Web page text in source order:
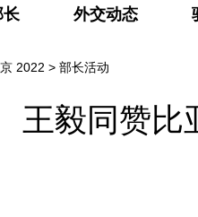
长 外交动态
2022 > 部长活动
王毅同赞比